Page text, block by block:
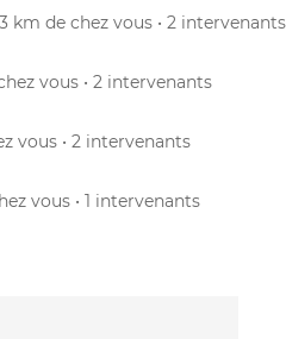
km de chez vous • 2 intervenants
vous • 2 intervenants
vous • 2 intervenants
vous • 1 intervenants